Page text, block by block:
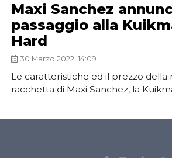
Maxi Sanchez
passaggio alla
Hard
30 Marzo 2022, 14:09
Le caratteristiche ed il prezzo della
racchetta di Maxi Sanchez, la